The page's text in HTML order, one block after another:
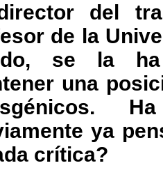
del
de la
se la
una
ya
crítica?